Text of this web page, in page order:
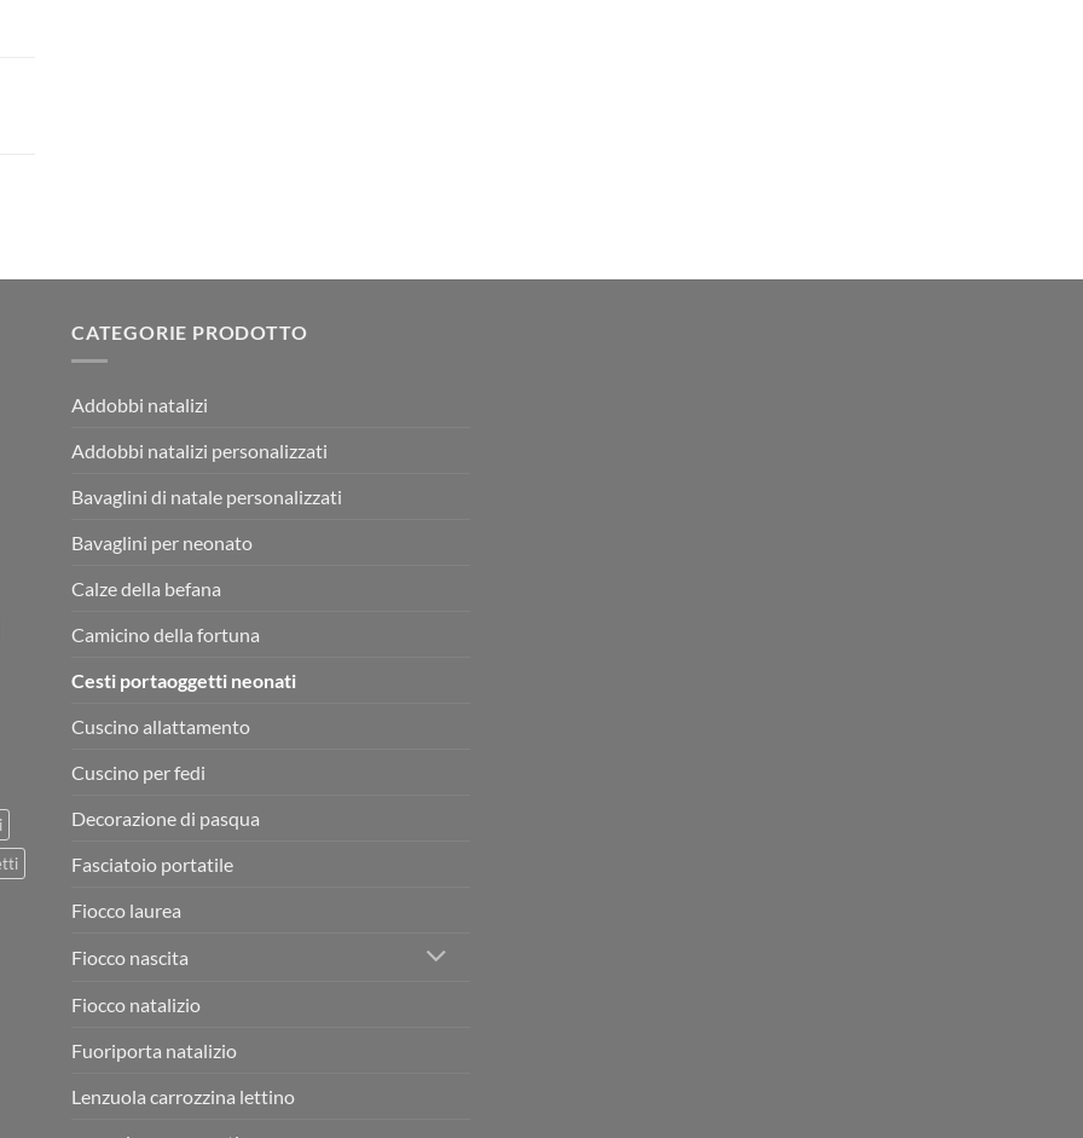
CATEGORIE PRODOTTO
Addobbi natalizi
Addobbi natalizi personalizzati
Bavaglini di natale personalizzati
Bavaglini per neonato
Calze della befana
Camicino della fortuna
Cesti portaoggetti neonati
Cuscino allattamento
Cuscino per fedi
Decorazione di pasqua
Fasciatoio portatile
Fiocco laurea
Fiocco nascita
Fiocco natalizio
Fuoriporta natalizio
Lenzuola carrozzina lettino